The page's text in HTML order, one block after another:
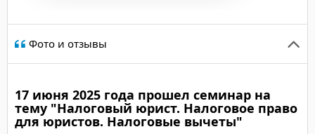
Фото и отзывы
17 июня 2025 года прошел семинар на
тему "Налоговый юрист. Налоговое право
для юристов. Налоговые вычеты"